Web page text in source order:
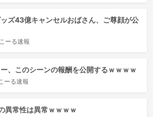
ッズ43億キャンセルおばさん、ご尊顔が公
ーる速報
ー、このシーンの報酬を公開するｗｗｗｗ
ーる速報
異常性は異常ｗｗｗｗ